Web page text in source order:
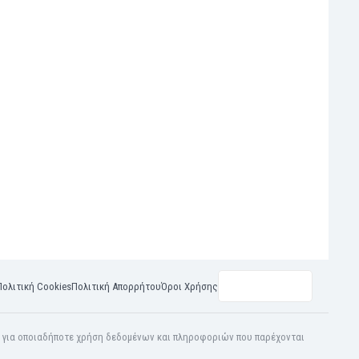
CookiesΠολιτική ΑπορρήτουΌροι Χρήσης
οποιαδήποτε χρήση δεδομένων και πληροφοριών που παρέχονται